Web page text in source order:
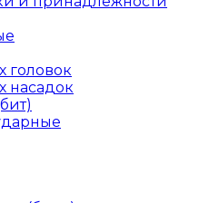
головок
насадок